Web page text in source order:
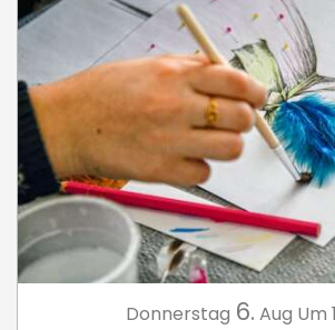
Donnerstag 6. Aug Um